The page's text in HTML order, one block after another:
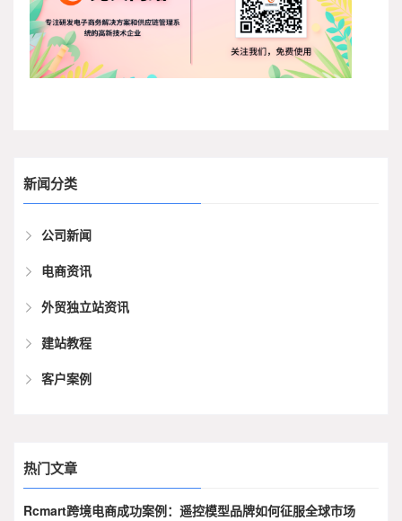
新闻分类
公司新闻
电商资讯
外贸独立站资讯
建站教程
客户案例
热门文章
Rcmart跨境电商成功案例：遥控模型品牌如何征服全球市场